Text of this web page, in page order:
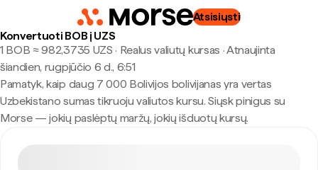
Atsisiųsti
Konvertuoti BOB į UZS
1 BOB ≈ 982,3735 UZS · Realus valiutų kursas ·Atnaujinta
šiandien, rugpjūčio 6 d., 6:51
Pamatyk, kaip daug 7 000 Bolivijos bolivijanas yra vertas
Uzbekistano sumas tikruoju valiutos kursu. Siųsk pinigus su
Morse — jokių paslėptų maržų, jokių išduotų kursų.